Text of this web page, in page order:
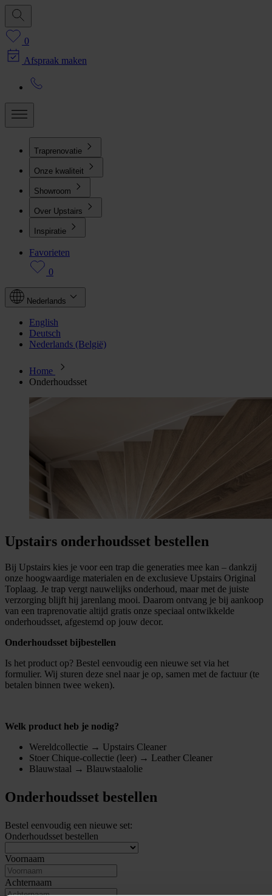
0
Afspraak maken
Traprenovatie
Onze kwaliteit
Showroom
Over Upstairs
Inspiratie
Favorieten
0
Nederlands
English
Deutsch
Nederlands (België)
Home
Onderhoudsset
Upstairs onderhoudsset bestellen
Bij Upstairs kies je voor een trap die generaties mee kan – dankzij
onze hoogwaardige materialen en de exclusieve Upstairs Original
Toplaag. Je trap vergt nauwelijks onderhoud, maar met de juiste
verzorging blijft hij jarenlang mooi. Daarom ontvang je bij aankoop
van een traprenovatie altijd gratis onze speciaal ontwikkelde
onderhoudsset, afgestemd op jouw decor.
Onderhoudsset bijbestellen
Is het product op? Bestel eenvoudig een nieuwe set via het
formulier. Wij sturen deze snel naar je op, samen met de factuur (te
betalen binnen twee weken).
Welk product heb je nodig?
Wereldcollectie → Upstairs Cleaner
Stoer Chique-collectie (leer) → Leather Cleaner
Blauwstaal → Blauwstaalolie
Onderhoudsset bestellen
Bestel eenvoudig een nieuwe set:
Onderhoudsset bestellen
Voornaam
Achternaam